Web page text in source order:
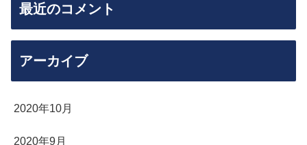
最近のコメント
アーカイブ
2020年10月
2020年9月